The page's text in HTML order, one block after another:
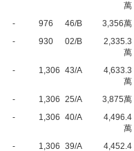
萬
- 976 46/B
3,356萬
- 930 02/B
2,335.3
萬
- 1,306 43/A
4,633.3
萬
- 1,306 25/A
3,875萬
- 1,306 40/A
4,496.4
萬
- 1,306 39/A
4,452.4